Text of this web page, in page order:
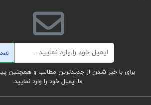
ایمیل
برای با خبر شدن از جدیدترین مطالب و همچنین
ما ایمیل خود را وارد نمایید.